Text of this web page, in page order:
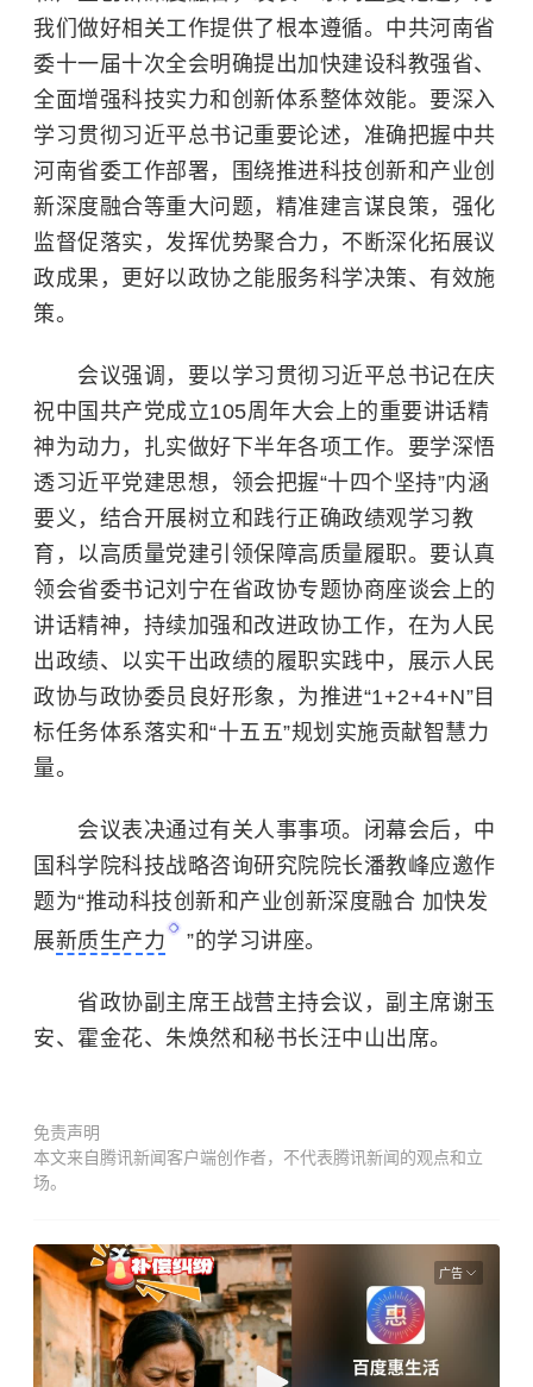
我们做好相关工作提供了根本遵循。中共河南省
委十一届十次全会明确提出加快建设科教强省、
全面增强科技实力和创新体系整体效能。要深入
学习贯彻习近平总书记重要论述，准确把握中共
河南省委工作部署，围绕推进科技创新和产业创
新深度融合等重大问题，精准建言谋良策，强化
监督促落实，发挥优势聚合力，不断深化拓展议
政成果，更好以政协之能服务科学决策、有效施
策。
会议强调，要以学习贯彻习近平总书记在庆
祝中国共产党成立105周年大会上的重要讲话精
神为动力，扎实做好下半年各项工作。要学深悟
透习近平党建思想，领会把握“十四个坚持”内涵
要义，结合开展树立和践行正确政绩观学习教
育，以高质量党建引领保障高质量履职。要认真
领会省委书记刘宁在省政协专题协商座谈会上的
讲话精神，持续加强和改进政协工作，在为人民
出政绩、以实干出政绩的履职实践中，展示人民
政协与政协委员良好形象，为推进“1+2+4+N”目
标任务体系落实和“十五五”规划实施贡献智慧力
量。
会议表决通过有关人事事项。闭幕会后， 中
国科学院科技战略咨询研究院院长潘教峰应邀作
题为“推动科技创新和产业创新深度融合 加快发
展新质生产力 ”的学习讲座。
省政协副主席王战营主持会议，副主席谢玉
安、霍金花、朱焕然和秘书长汪中山出席。
免责声明
本文来自腾讯新闻客户端创作者，不代表腾讯新闻的观点和立
场。
广告